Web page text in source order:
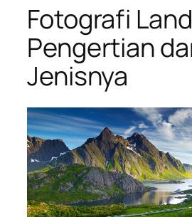
Fotografi
Pengertian
Jenisnya